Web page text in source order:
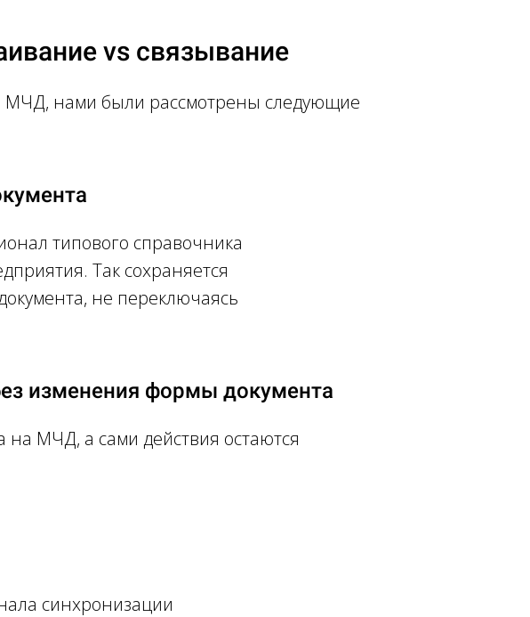
vs связывание
МЧД, нами были рассмотрены следующие
типового справочника
Так сохраняется
не переключаясь
изменения формы документа
на МЧД, а сами действия остаются
синхронизации